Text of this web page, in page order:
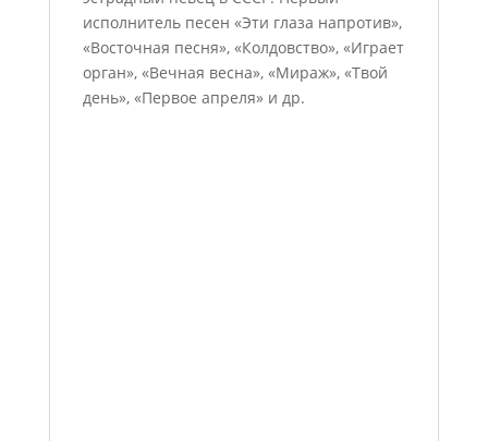
исполнитель песен «Эти глаза напротив»,
«Восточная песня», «Колдовство», «Играет
орган», «Вечная весна», «Мираж», «Твой
день», «Первое апреля» и др.